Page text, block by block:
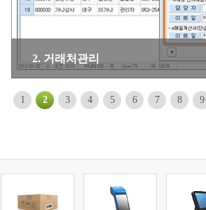
2. 거래처관리
1 2 3 4 5 6 7 8 9